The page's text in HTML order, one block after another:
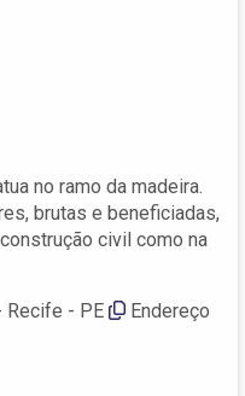
no ramo da madeira.
brutas e beneficiadas,
civil como na
Recife - PE
Endereço